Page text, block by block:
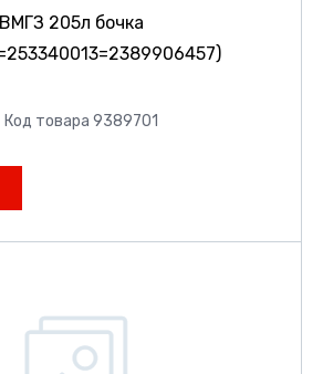
205л бочка
Код товара 9389701